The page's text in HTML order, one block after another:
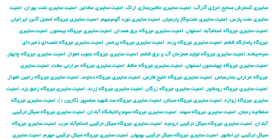
سایبری گسترش صنایع انرژی آذرآب, امنیت سایبری ماشین‌سازی اراک, امنیت سایبری مشانیر , امنیت سایبری نفت بهران, امنیت
سایبری نفت پارس, امنیت سایبری نفت‌وگاز پارسیان, امنیت سایبری نورد آلومینیوم, امنیت سایبری نیروگاه استیل آذین ایرانیان,
امنیت سایبری نیروگاه اسلام‌آباد اصفهان, امنیت سایبری نیروگاه برق همدان, امنیت سایبری نیروگاه بیستون, امنیت سایبری
نیروگاه پاسارگاد قشم, امنیت سایبری نیروگاه پرند, امنیت سایبری نیروگاه پره‌سر , امنیت سایبری نیروگاه تلمبه‌ای ذخیره‌ای
سیاه‌بیشه, امنیت سایبری نیروگاه تولید هم‌زمان آب و برق قشم, امنیت سایبری نیروگاه جنوب اهواز , امنیت سایبری نیروگاه چابهار ,
امنیت سایبری نیروگاه چهلستون اصفهان, امنیت سایبری نیروگاه حافظ, امنیت سایبری نیروگاه حرارتی بعثت, امنیت سایبری
نیروگاه حرارتی بندرعباس, امنیت سایبری نیروگاه خلیج فارس, امنیت سایبری نیروگاه دماوند, امنیت سایبری نیروگاه رامین اهواز ,
امنیت سایبری نیروگاه رودشور , امنیت سایبری نیروگاه زرگان, امنیت سایبری نیروگاه زرند, امنیت سایبری نیروگاه زنبق یزد, امنیت
سایبری نیروگاه زواره, امنیت سایبری نیروگاه سبلان, امنیت سایبری نیروگاه سد شهید عباسپور (کارون ۱) , امنیت سایبری نیروگاه
سلطانیه زنجان, امنیت سایبری نیروگاه سهند, امنیت سایبری نیروگاه سوم پالایشگاه آبادان, امنیت سایبری نیروگاه سیکل ترکیبی
آبادان, امنیت سایبری نیروگاه سیکل ترکیبی ارومیه, امنیت سایبری نیروگاه سیکل ترکیبی اسلام‌آباد غرب, امنیت سایبری نیروگاه
سیکل ترکیبی ایرانشهر , امنیت سایبری نیروگاه سیکل ترکیبی بهبهان, امنیت سایبری نیروگاه سیکل ترکیبی جهرم, امنیت سایبری